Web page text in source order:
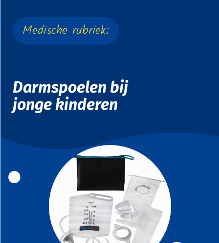
Medische rubriek:
Darmspoelen bij
jonge kinderen